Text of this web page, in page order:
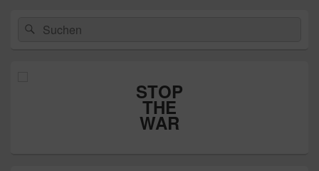
Seitenleisten-
Suchen
nach:
Suchen
STOP
THE
WAR